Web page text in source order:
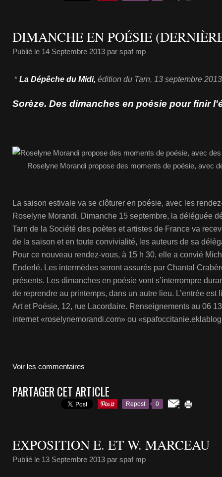
DIMANCHE EN POÉSIE
Publié le 14 Septembre 2013 par spaf mp
* La Dépêche du Midi, édition du Tarn, 13 septembre
Sorèze. Des dimanches en poésie pour finir
Roselyne Morandi propose des moments de poésie, avec
La saison estivale va se clôturer en poésie, avec les
Roselyne Morandi. Dimanche 15 septembre, la déléguée
Tarn de la Société des poètes et artistes de France va
de la saison et en toute convivialité, les auteurs de sa
Pour ce nouveau rendez-vous, à 15 h 30, elle a convié
Enderlé. Les intermèdes seront assurés par Chantal
présents. Les dimanches en poésie vont s’interrompre
de reprendre au printemps, dans un autre lieu. L’entrée est
Art et Poésie, 12, rue Lacordaire. Renseignements au 06
internet «roselynemorandi.com» ou
Voir les commentaires
PARTAGER CET ARTICLE
Repost 0
EXPOSITION E. ET W. MARCEAU
Publié le 13 Septembre 2013 par spaf mp